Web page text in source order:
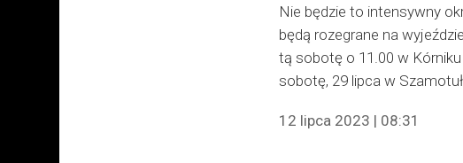
Nie będzie to intensywny
będą rozegrane na
tą sobotę o 11.00 w
sobotę, 29 lipca w
12 lipca 2023 | 08:31